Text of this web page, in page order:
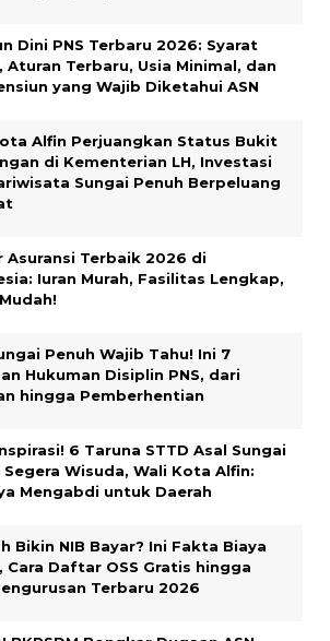
Dini PNS Terbaru 2026: Syarat
Aturan Terbaru, Usia Minimal, dan
yang Wajib Diketahui ASN
Alfin Perjuangkan Status Bukit
di Kementerian LH, Investasi
Sungai Penuh Berpeluang
Asuransi Terbaik 2026 di
Iuran Murah, Fasilitas Lengkap,
Penuh Wajib Tahu! Ini 7
Hukuman Disiplin PNS, dari
hingga Pemberhentian
6 Taruna STTD Asal Sungai
Segera Wisuda, Wali Kota Alfin:
Mengabdi untuk Daerah
Bikin NIB Bayar? Ini Fakta Biaya
Cara Daftar OSS Gratis hingga
Terbaru 2026